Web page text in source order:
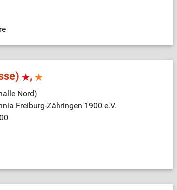
,
Nord)
Freiburg-Zähringen 1900 e.V.